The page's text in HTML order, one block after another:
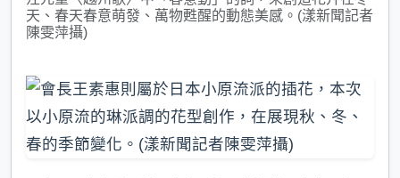
天、春天春意萌發、萬物甦醒的動態美感。(漾新聞記者
陳雯萍攝)